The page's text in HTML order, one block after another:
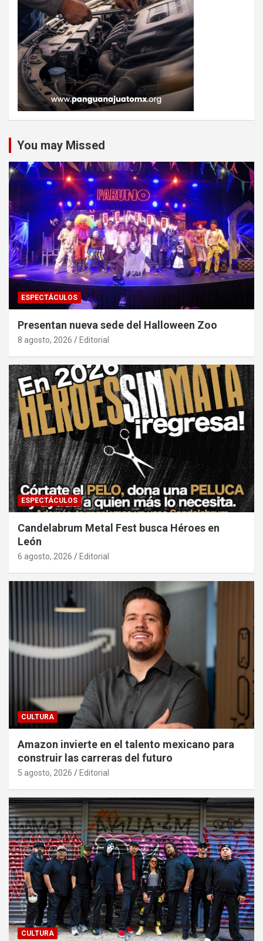
You may Missed
ESPECTÁCULOS
Presentan nueva sede del Halloween Zoo
8 agosto, 2026 Editorial
ESPECTÁCULOS
Candelabrum Metal Fest busca Héroes en
León
6 agosto, 2026 Editorial
CULTURA
Amazon invierte en el talento mexicano para
construir las carreras del futuro
5 agosto, 2026 Editorial
CULTURA